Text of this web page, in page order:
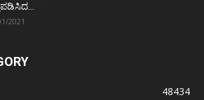
2021
48434